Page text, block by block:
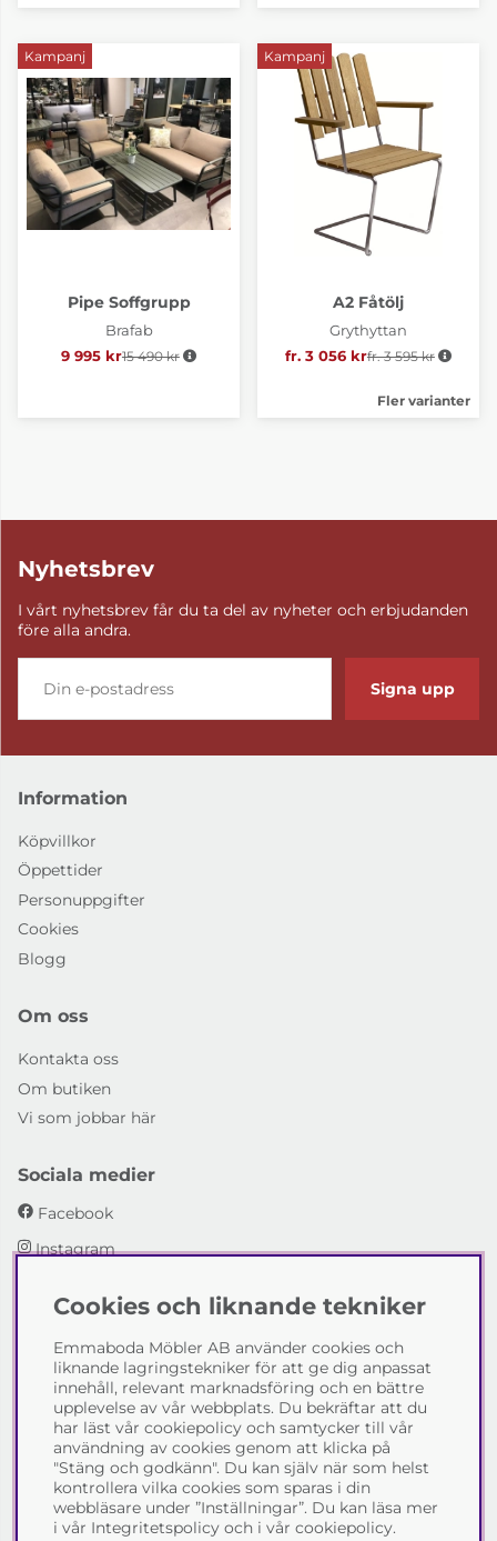
Kampanj
Pipe Soffgrupp
Brafab
9 995 kr Ordinarie pris:
15 490 kr
Kampanj
A2 Fåtölj
Grythyttan
fr. 3 056 krOrdinarie pris:
fr. 3 595 kr
Fler varianter
Nyhetsbrev
I vårt nyhetsbrev får du ta del av nyheter och erbjudanden
före alla andra.
Signa upp
Information
Köpvillkor
Öppettider
Personuppgifter
Cookies
Blogg
Om oss
Kontakta oss
Om butiken
Vi som jobbar här
Sociala medier
Facebook
Instagram
Emmaboda Möbler AB
I fyra generationer har vi hjälpt människor att möblera
sina hem och uppfylla sina inredningsdrömmar med
möbeldesign av högsta kvalitet. Vi vill hjälpa just dig att
skapa ditt drömhem - kontakta gärna oss och berätta
hur vi kan hjälpa dig.
Telefon:0471-13690
E-post:info@emmabodamobler.se
Cookies och liknande tekniker
Emmaboda Möbler AB använder cookies och
liknande lagringstekniker för att ge dig anpassat
innehåll, relevant marknadsföring och en bättre
upplevelse av vår webbplats. Du bekräftar att du
har läst vår cookiepolicy och samtycker till vår
användning av cookies genom att klicka på
"Stäng och godkänn". Du kan själv när som helst
kontrollera vilka cookies som sparas i din
webbläsare under ”Inställningar”. Du kan läsa mer
i vår Integritetspolicy och i vår cookiepolicy.